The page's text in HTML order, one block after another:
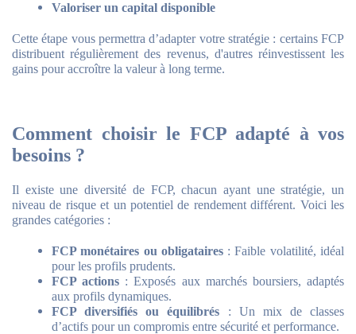
Valoriser un capital disponible
Cette étape vous permettra d’adapter votre stratégie : certains FCP
distribuent régulièrement des revenus, d'autres réinvestissent les
gains pour accroître la valeur à long terme.
Comment choisir le FCP adapté à vos
besoins ?
Il existe une diversité de FCP, chacun ayant une stratégie, un
niveau de risque et un potentiel de rendement différent. Voici les
grandes catégories :
FCP monétaires ou obligataires: Faible volatilité, idéal
pour les profils prudents.
FCP actions : Exposés aux marchés boursiers, adaptés
aux profils dynamiques.
FCP diversifiés ou équilibrés : Un mix de classes
d’actifs pour un compromis entre sécurité et performance.